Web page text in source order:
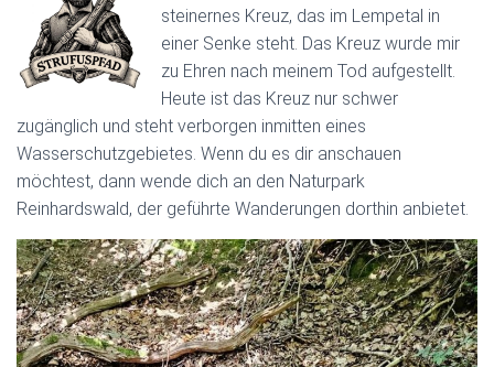
steinernes Kreuz, das im Lempetal in
einer Senke steht. Das Kreuz wurde mir
zu Ehren nach meinem Tod aufgestellt.
Heute ist das Kreuz nur schwer
zugänglich und steht verborgen inmitten eines
Wasserschutzgebietes. Wenn du es dir anschauen
möchtest, dann wende dich an den Naturpark
Reinhardswald, der geführte Wanderungen dorthin anbietet.